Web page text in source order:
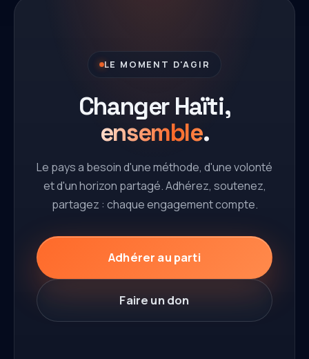
LE MOMENT D'AGIR
Changer Haïti,
ensemble.
Le pays a besoin d'une méthode, d'une volonté
et d'un horizon partagé. Adhérez, soutenez,
partagez : chaque engagement compte.
Adhérer au parti
Faire un don